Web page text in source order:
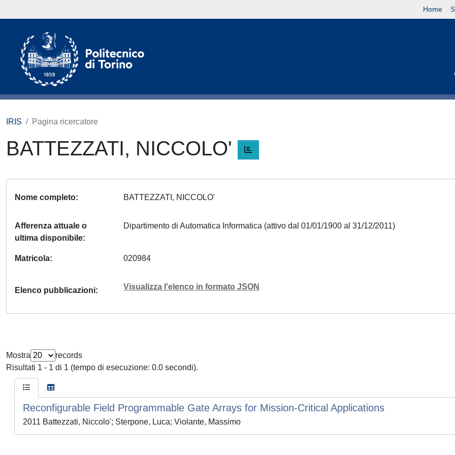
Home
IRIS Pagina ricercatore
BATTEZZATI, NICCOLO'
Nome completo BATTEZZATI, NICCOLO'
Afferenza attuale o
ultima disponibile
Dipartimento di Automatica Informatica (attivo dal 01/01/1900 al 31/12/2011)
Matricola 020984
Elenco pubblicazioni Visualizza l'elenco in formato JSON
Mostra
records
Risultati 1 - 1 di 1 (tempo di esecuzione: 0.0 secondi).
Reconfigurable Field Programmable Gate Arrays for Mission-Critical Applications
2011 Battezzati, Niccolo'; Sterpone, Luca; Violante, Massimo